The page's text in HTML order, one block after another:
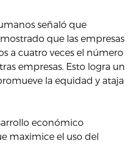
señaló que
que las empresas
a cuatro veces el número
empresas. Esto logra un
la equidad y ataja
económico
maximice el uso del